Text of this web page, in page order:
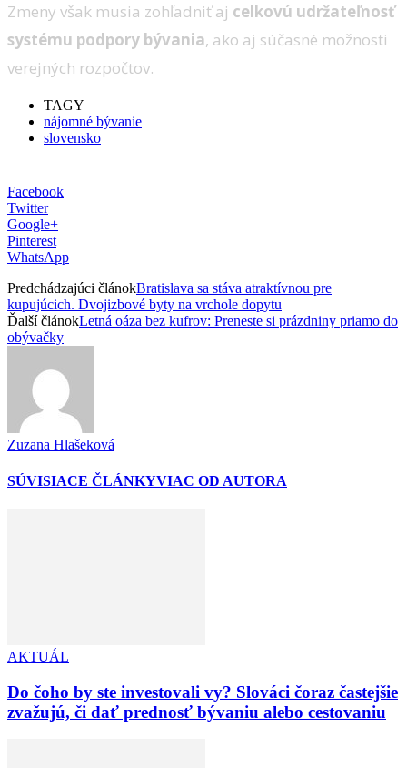
Zmeny však musia zohľadniť aj celkovú udržateľnosť
systému podpory bývania, ako aj súčasné možnosti
verejných rozpočtov.
TAGY
nájomné bývanie
slovensko
Facebook
Twitter
Google+
Pinterest
WhatsApp
Predchádzajúci článokBratislava sa stáva atraktívnou pre
kupujúcich. Dvojizbové byty na vrchole dopytu
Ďalší článokLetná oáza bez kufrov: Preneste si prázdniny priamo do
obývačky
Zuzana Hlašeková
SÚVISIACE ČLÁNKYVIAC OD AUTORA
AKTUÁL
Do čoho by ste investovali vy? Slováci čoraz častejšie
zvažujú, či dať prednosť bývaniu alebo cestovaniu